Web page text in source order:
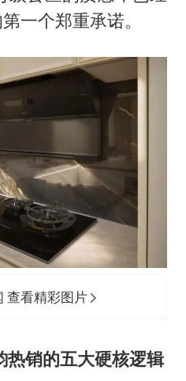
一个郑重承诺。
查看精彩图片
热销的五大硬核逻辑